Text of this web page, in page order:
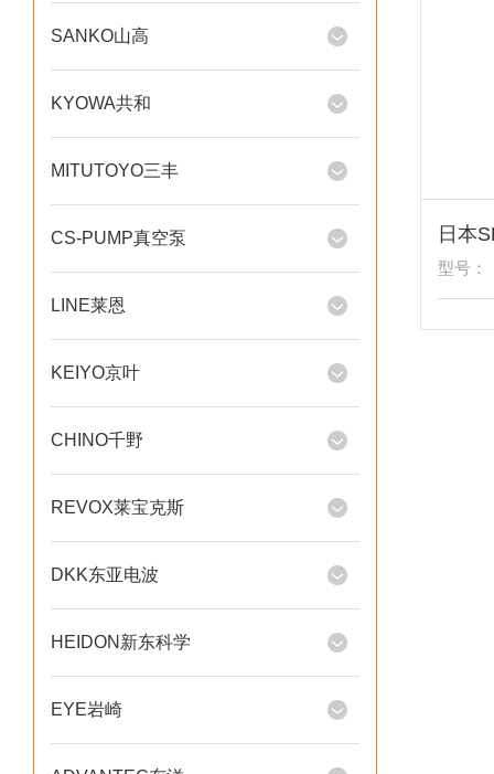
SANKO山高
KYOWA共和
MITUTOYO三丰
CS-PUMP真空泵
LINE莱恩
KEIYO京叶
CHINO千野
REVOX莱宝克斯
DKK东亚电波
HEIDON新东科学
EYE岩崎
型号：